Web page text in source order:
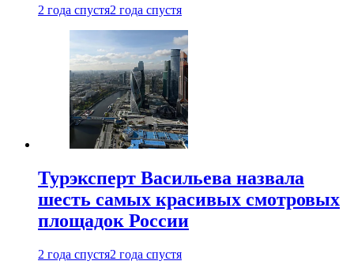
2 года спустя2 года спустя
Турэксперт Васильева назвала
шесть самых красивых смотровых
площадок России
2 года спустя2 года спустя